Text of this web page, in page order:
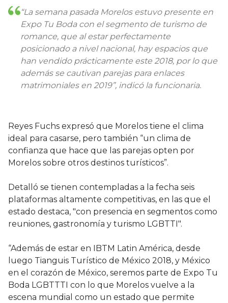
“La semana pasada Morelos estuvo presente en
Expo Tu Boda con el segmento de turismo de
romance, que al estar perfectamente
posicionado a nivel nacional, hay espacios que
han vendido prácticamente este 2018, por lo que
además se cautivan parejas para enlaces
matrimoniales en 2019”, indicó la funcionaria.
Reyes Fuchs expresó que Morelos tiene el clima
ideal para casarse, pero también “un clima de
confianza que hace que las parejas opten por
Morelos sobre otros destinos turísticos”.
Detalló se tienen contempladas a la fecha seis
plataformas altamente competitivas, en las que el
estado destaca, "con presencia en segmentos como
reuniones, gastronomía y turismo LGBTTI".
“Además de estar en IBTM Latin América, desde
luego Tianguis Turístico de México 2018, y México
en el corazón de México, seremos parte de Expo Tu
Boda LGBTTTI con lo que Morelos vuelve a la
escena mundial como un estado que permite